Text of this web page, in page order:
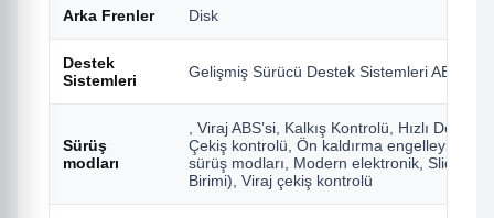
Arka Frenler Disk
Destek
Sistemleri
Gelişmiş Sürücü Destek Sistemleri ABS,
Sürüş
modları
, Viraj ABS’si, Kalkış Kontrolü, Hızlı
Çekiş kontrolü, Ön kaldırma engelleyici,
sürüş modları, Modern elektronik, Slide
Birimi), Viraj çekiş kontrolü